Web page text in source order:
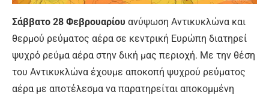
Σάββατο 28 Φεβρουαρίου ανύψωση Αντικυκλώνα και
θερμού ρεύματος αέρα σε κεντρική Ευρώπη διατηρεί
ψυχρό ρεύμα αέρα στην δική μας περιοχή. Με την θέση
του Αντικυκλώνα έχουμε αποκοπή ψυχρού ρεύματος
αέρα με αποτέλεσμα να παρατηρείται αποκομμένη